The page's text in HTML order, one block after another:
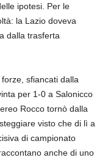
ipotesi. Per le
la Lazio doveva
dalla trasferta
sfiancati dalla
per 1-0 a Salonicco
Rocco tornò dalla
visto che di lì a
di campionato
anche di uno